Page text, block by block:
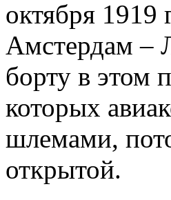
октября 1919
Амстердам –
борту в этом
которых
шлемами,
открытой.